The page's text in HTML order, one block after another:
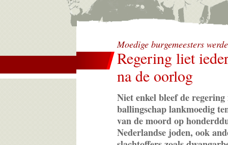
Moedige burgemeesters
Regering liet
na de oorlog
Niet enkel bleef de
ballingschap lankmoedig
van de moord op
Nederlandse joden, ook